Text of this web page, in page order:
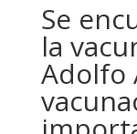
Se
la
Adolfo